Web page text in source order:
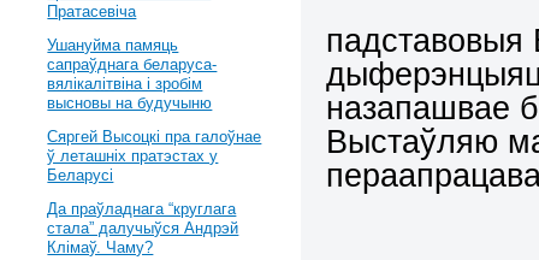
падставовыя
назапашвае
Выстаўляю
Пратасевіча
Ушануйма памяць
сапраўднага беларуса-
вялікалітвіна і зробім
высновы на будучыню
Сяргей Высоцкі пра галоўнае
ў леташніх пратэстах у
Беларусі
Да праўладнага “круглага
стала” далучыўся Андрэй
Клімаў. Чаму?